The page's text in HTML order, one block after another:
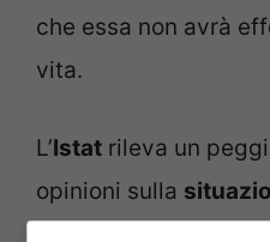
che essa non avrà
vita.
L’Istat rileva un
opinioni sulla